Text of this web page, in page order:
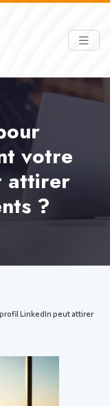
votre
attirer
?
LinkedIn peut attirer